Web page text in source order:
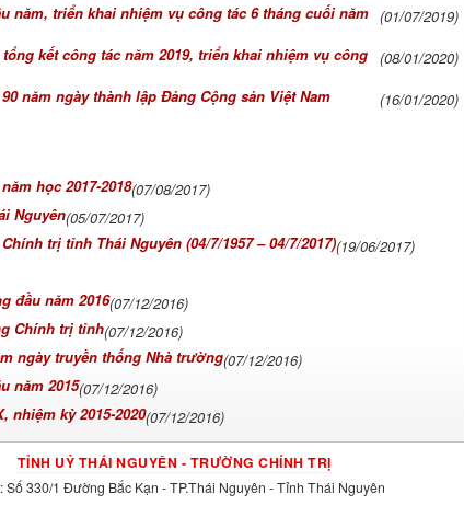
năm, triển khai nhiệm vụ công tác 6 tháng cuối năm (01/07/2019)
kết công tác năm 2019, triển khai nhiệm vụ công (08/01/2020)
năm ngày thành lập Đảng Cộng sản Việt Nam
(16/01/2020)
học 2017-2018(07/08/2017)
Nguyên(05/07/2017)
trị tỉnh Thái Nguyên (04/7/1957 – 04/7/2017)(19/06/2017)
đầu năm 2016(07/12/2016)
Chính trị tỉnh(07/12/2016)
ngày truyền thống Nhà trường(07/12/2016)
năm 2015(07/12/2016)
kỳ 2015-2020(07/12/2016)
TỈNH UỶ THÁI NGUYÊN - TRƯỜNG CHÍNH TRỊ
Số 330/1 Đường Bắc Kạn - TP.Thái Nguyên - Tỉnh Thái Nguyên